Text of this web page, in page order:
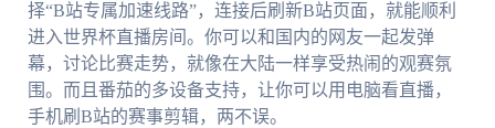
择“B站专属加速线路”，连接后刷新B站页面，就能顺利
进入世界杯直播房间。你可以和国内的网友一起发弹
幕，讨论比赛走势，就像在大陆一样享受热闹的观赛氛
围。而且番茄的多设备支持，让你可以用电脑看直播，
手机刷B站的赛事剪辑，两不误。